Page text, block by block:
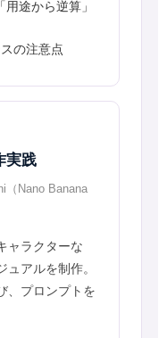
途から逆算」
の注意点
実践
（Nano Banana
ャラクターな
アルを制作。
、プロンプトを